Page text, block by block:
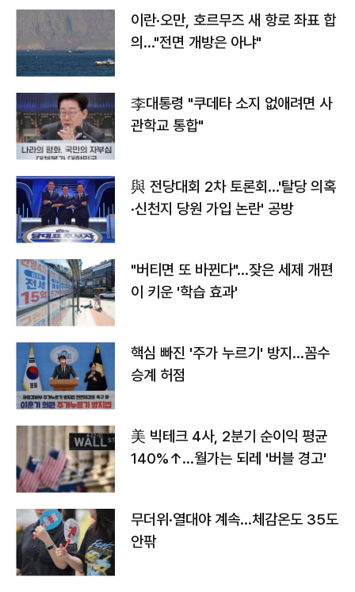
이란·오만, 호르무즈 새 항로 좌표 합
의…"전면 개방은 아냐"
李대통령 "쿠데타 소지 없애려면 사
관학교 통합"
與 전당대회 2차 토론회…'탈당 의혹
·신천지 당원 가입 논란' 공방
"버티면 또 바뀐다"…잦은 세제 개편
이 키운 '학습 효과'
핵심 빠진 '주가 누르기' 방지…꼼수
승계 허점
美 빅테크 4사, 2분기 순이익 평균
140%↑…월가는 되레 '버블 경고'
무더위·열대야 계속…체감온도 35도
안팎